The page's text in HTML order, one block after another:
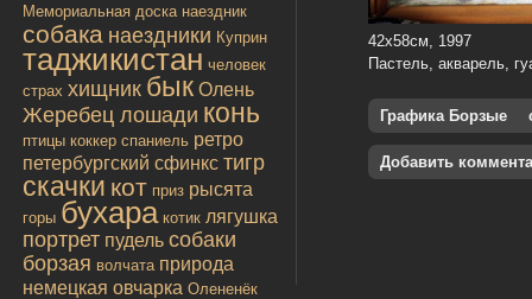
Мемориальная доска наездник
собака наездники Куприн
таджикистан человек
страх хищник бык Олень
Жеребец лошади конь
птицы коккер спаниель ретро
петербургский сфинкс тигр
скачки кот приз рысята
горы бухара котик лягушка
портрет пудель собаки
борзая волчата природа
немецкая овчарка Олененёк
42х58см, 1997
Пастель, акварель,
Графика Борзые
Добавить